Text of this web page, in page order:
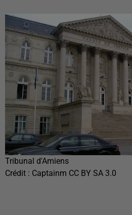
Tribunal d'Amiens
Crédit : Captainm CC BY SA 3.0